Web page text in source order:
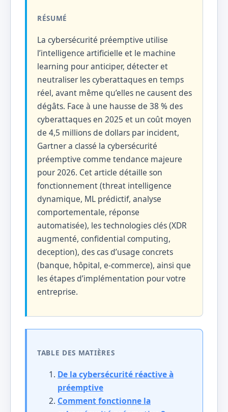
RÉSUMÉ
La cybersécurité préemptive utilise
l’intelligence artificielle et le machine
learning pour anticiper, détecter et
neutraliser les cyberattaques en temps
réel, avant même qu’elles ne causent des
dégâts. Face à une hausse de 38 % des
cyberattaques en 2025 et un coût moyen
de 4,5 millions de dollars par incident,
Gartner a classé la cybersécurité
préemptive comme tendance majeure
pour 2026. Cet article détaille son
fonctionnement (threat intelligence
dynamique, ML prédictif, analyse
comportementale, réponse
automatisée), les technologies clés (XDR
augmenté, confidential computing,
deception), des cas d’usage concrets
(banque, hôpital, e-commerce), ainsi que
les étapes d’implémentation pour votre
entreprise.
TABLE DES MATIÈRES
De la cybersécurité réactive à
préemptive
Comment fonctionne la